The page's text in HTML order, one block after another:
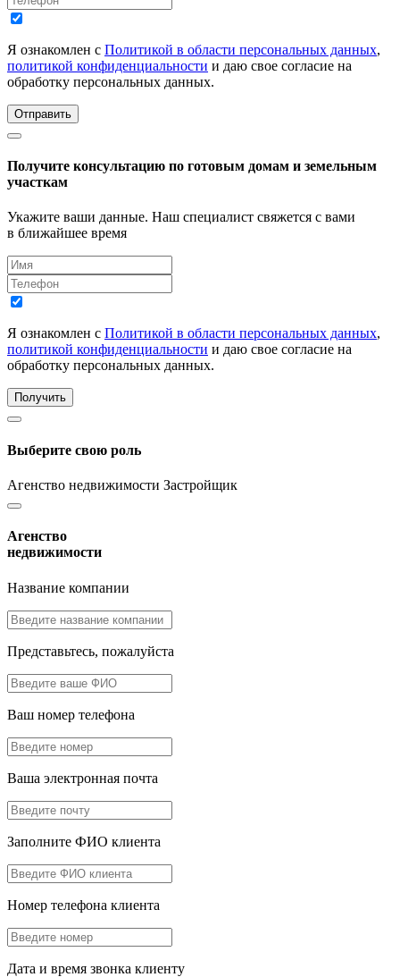
Я ознакомлен с Политикой в области персональных данных,
политикой конфиденциальности и даю свое согласие на
обработку персональных данных.
Отправить
Получите консультацию по готовым домам и земельным
участкам
Укажите ваши данные. Наш специалист свяжется с вами
в ближайшее время
Я ознакомлен с Политикой в области персональных данных,
политикой конфиденциальности и даю свое согласие на
обработку персональных данных.
Получить
Выберите свою роль
Агенство недвижимости Застройщик
Агенство
недвижимости
Название компании
Представьтесь, пожалуйста
Ваш номер телефона
Ваша электронная почта
Заполните ФИО клиента
Номер телефона клиента
Дата и время звонка клиенту